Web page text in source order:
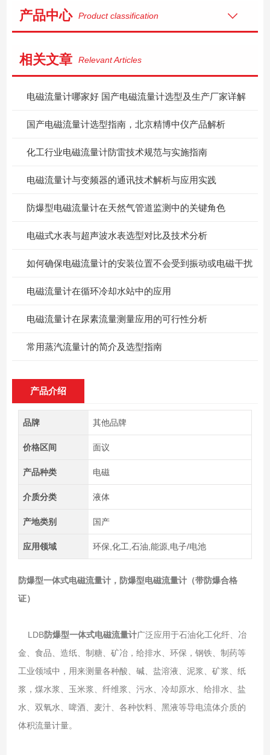
产品中心 Product classification
相关文章 Relevant Articles
电磁流量计哪家好 国产电磁流量计选型及生产厂家详解
国产电磁流量计选型指南，北京精博中仪产品解析
化工行业电磁流量计防雷技术规范与实施指南
电磁流量计与变频器的通讯技术解析与应用实践
防爆型电磁流量计在天然气管道监测中的关键角色
电磁式水表与超声波水表选型对比及技术分析
如何确保电磁流量计的安装位置不会受到振动或电磁干扰
电磁流量计在循环冷却水站中的应用
电磁流量计在尿素流量测量应用的可行性分析
常用蒸汽流量计的简介及选型指南
产品介绍
品牌 其他品牌
价格区间 面议
产品种类 电磁
介质分类 液体
产地类别 国产
应用领域 环保,化工,石油,能源,电子/电池
防爆型一体式电磁流量计， 防爆型电磁流量计（带防爆合格
证）
LDB防爆型一体式电磁流量计广泛应用于石油化工化纤、冶
金、食品、造纸、制糖、矿冶，给排水、环保，钢铁、制药等
工业领域中，用来测量各种酸、碱、盐溶液、泥浆、矿浆、纸
浆，煤水浆、玉米浆、纤维浆、污水、冷却原水、给排水、盐
水、双氧水、啤酒、麦汁、各种饮料、黑液等导电流体介质的
体积流量计量。